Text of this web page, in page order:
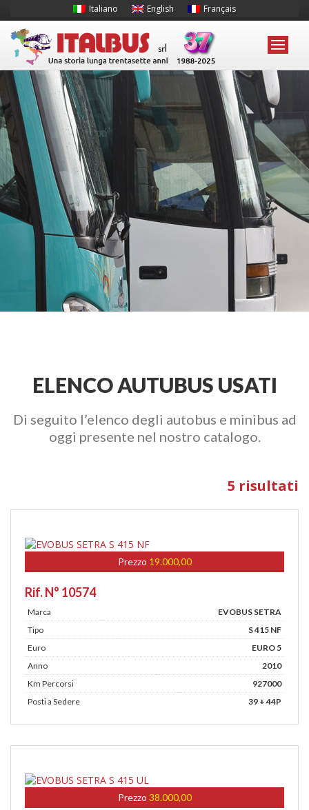
Italiano English Français
ELENCO AUTUBUS USATI
Di seguito l’elenco degli autobus e minibus ad
oggi presente nel nostro catalogo.
5 risultati
Prezzo 19.000,00
Rif. N° 10574
Marca
EVOBUS SETRA
Tipo
S 415 NF
Euro
EURO 5
Anno
2010
Km Percorsi
927000
Posti a Sedere
39 + 44P
Prezzo 38.000,00